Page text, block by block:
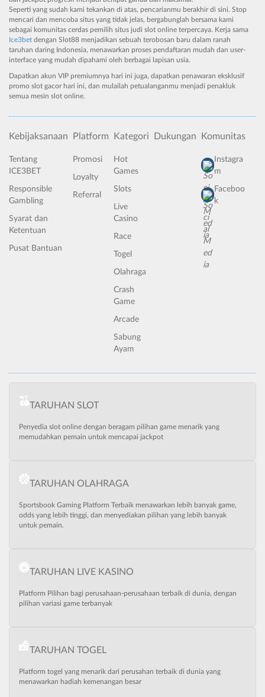
Seperti yang sudah kami tekankan di atas, pencarianmu berakhir di sini. Stop
mencari dan mencoba situs yang tidak jelas, bergabunglah bersama kami
sebagai komunitas cerdas pemilih situs judi slot online terpercaya. Kerja sama
Ice3bet dengan Slot88 menjadikan sebuah terobosan baru dalam ranah
taruhan daring Indonesia, menawarkan proses pendaftaran mudah dan user-
interface yang mudah dipahami oleh berbagai lapisan usia.
Dapatkan akun VIP premiumnya hari ini juga, dapatkan penawaran eksklusif
promo slot gacor hari ini, dan mulailah petualanganmu menjadi penakluk
semua mesin slot online.
Kebijaksanaan
Tentang
ICE3BET
Responsible
Gambling
Syarat dan
Ketentuan
Pusat Bantuan
Platform
Promosi
Loyalty
Referral
Kategori
Hot
Games
Slots
Live
Casino
Race
Togel
Olahraga
Crash
Game
Arcade
Sabung
Ayam
Dukungan Komunitas
Instagra
m
Faceboo
k
TARUHAN SLOT
Penyedia slot online dengan beragam pilihan game menarik yang
memudahkan pemain untuk mencapai jackpot
TARUHAN OLAHRAGA
Sportsbook Gaming Platform Terbaik menawarkan lebih banyak game,
odds yang lebih tinggi, dan menyediakan pilihan yang lebih banyak
untuk pemain.
TARUHAN LIVE KASINO
Platform Pilihan bagi perusahaan-perusahaan terbaik di dunia, dengan
pilihan variasi game terbanyak
TARUHAN TOGEL
Platform togel yang menarik dari perusahan terbaik di dunia yang
menawarkan hadiah kemenangan besar